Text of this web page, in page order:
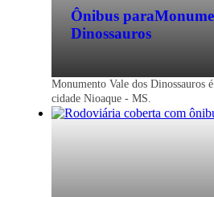
Ônibus para
Dinossauros
Monumento Vale dos Dinossauros
cidade Nioaque - MS.